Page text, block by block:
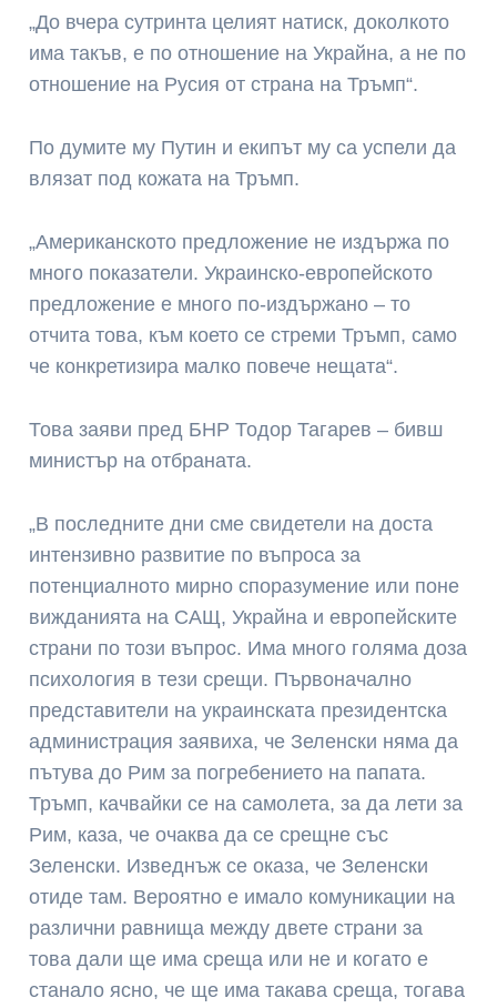
„До вчера сутринта целият натиск, доколкото
има такъв, е по отношение на Украйна, а не по
отношение на Русия от страна на Тръмп“.
По думите му Путин и екипът му са успели да
влязат под кожата на Тръмп.
„Американското предложение не издържа по
много показатели. Украинско-европейското
предложение е много по-издържано – то
отчита това, към което се стреми Тръмп, само
че конкретизира малко повече нещата“.
Това заяви пред БНР Тодор Тагарев – бивш
министър на отбраната.
„В последните дни сме свидетели на доста
интензивно развитие по въпроса за
потенциалното мирно споразумение или поне
вижданията на САЩ, Украйна и европейските
страни по този въпрос. Има много голяма доза
психология в тези срещи. Първоначално
представители на украинската президентска
администрация заявиха, че Зеленски няма да
пътува до Рим за погребението на папата.
Тръмп, качвайки се на самолета, за да лети за
Рим, каза, че очаква да се срещне със
Зеленски. Изведнъж се оказа, че Зеленски
отиде там. Вероятно е имало комуникации на
различни равнища между двете страни за
това дали ще има среща или не и когато е
станало ясно, че ще има такава среща, тогава